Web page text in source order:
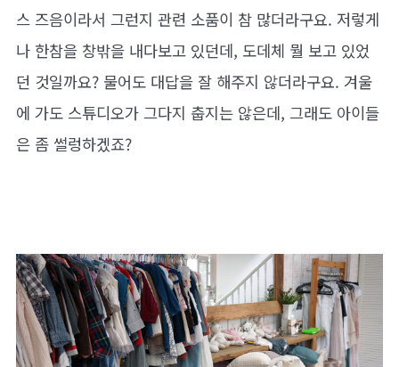
스 즈음이라서 그런지 관련 소품이 참 많더라구요. 저렇게
나 한참을 창밖을 내다보고 있던데, 도데체 뭘 보고 있었
던 것일까요? 물어도 대답을 잘 해주지 않더라구요. 겨울
에 가도 스튜디오가 그다지 춥지는 않은데, 그래도 아이들
은 좀 썰렁하겠죠?